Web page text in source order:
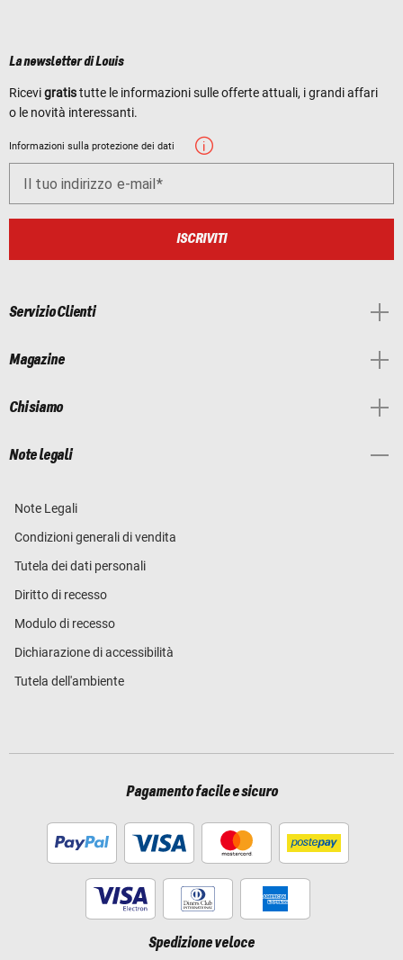
La newsletter di Louis
Ricevigratistutte le informazioni sulle offerte attuali, i grandi affari
o le novità interessanti.
Informazioni sulla protezione dei dati
Il tuo indirizzo e-mail
ISCRIVITI
Servizio Clienti
Magazine
Chi siamo
Note legali
Note Legali
Condizioni generali di vendita
Tutela dei dati personali
Diritto di recesso
Modulo di recesso
Dichiarazione di accessibilità
Tutela dell'ambiente
Pagamento facile e sicuro
Spedizione veloce